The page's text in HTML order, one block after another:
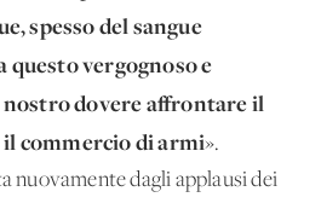
spesso del sangue
questo vergognoso e
nostro dovere affrontare il
commercio di armi».
nuovamente dagli applausi dei